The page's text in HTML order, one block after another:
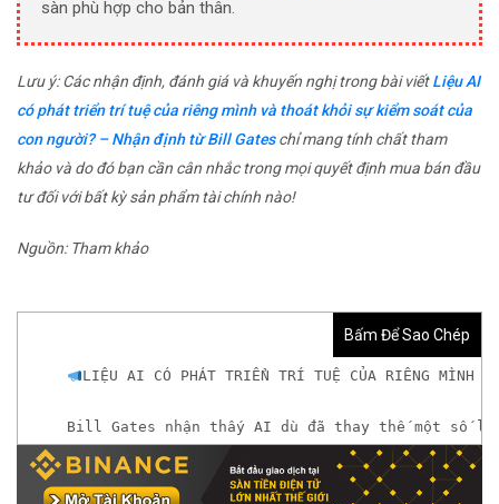
sàn phù hợp cho bản thân.
Lưu ý: Các nhận định, đánh giá và khuyến nghị trong bài viếtLiệu AI
có phát triển trí tuệ của riêng mình và thoát khỏi sự kiểm soát của
con người? – Nhận định từ Bill Gateschỉ mang tính chất tham
khảo và do đó bạn cần cân nhắc trong mọi quyết định mua bán đầu
tư đối với bất kỳ sản phẩm tài chính nào!
Nguồn: Tham khảo
Bấm Để Sao Chép
LIỆU AI CÓ PHÁT TRIỂN TRÍ TUỆ CỦA RIÊNG MÌNH
Bill Gates nhận thấy AI dù đã thay thế một số
𝘟𝘦𝘮 𝘤𝘩𝘪 𝘵𝘪ế𝘵: https://chungkhoanforex.com/